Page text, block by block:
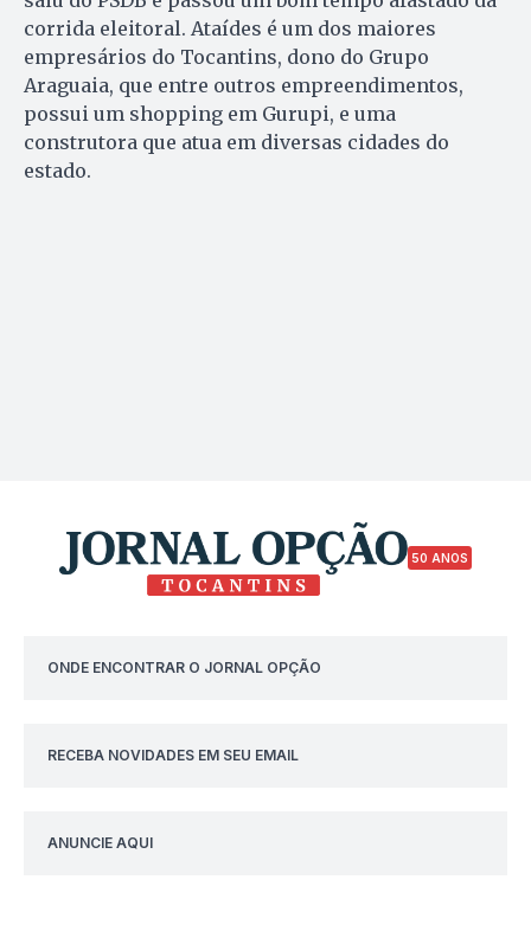
corrida eleitoral. Ataídes é um dos maiores
empresários do Tocantins, dono do Grupo
Araguaia, que entre outros empreendimentos,
possui um shopping em Gurupi, e uma
construtora que atua em diversas cidades do
estado.
50 ANOS
ONDE ENCONTRAR O JORNAL OPÇÃO
RECEBA NOVIDADES EM SEU EMAIL
ANUNCIE AQUI